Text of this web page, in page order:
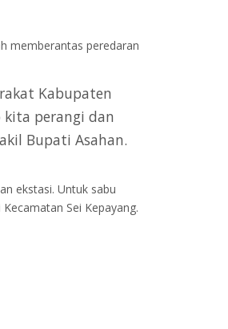
memberantas peredaran
Kabupaten
kita perangi dan
Bupati Asahan.
ekstasi. Untuk sabu
Sei Kepayang.